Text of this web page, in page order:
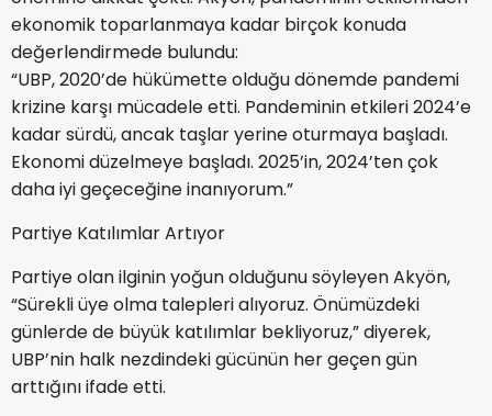
ekonomik toparlanmaya kadar birçok konuda
değerlendirmede bulundu:
“UBP, 2020’de hükümette olduğu dönemde pandemi
krizine karşı mücadele etti. Pandeminin etkileri 2024’e
kadar sürdü, ancak taşlar yerine oturmaya başladı.
Ekonomi düzelmeye başladı. 2025’in, 2024’ten çok
daha iyi geçeceğine inanıyorum.”
Partiye Katılımlar Artıyor
Partiye olan ilginin yoğun olduğunu söyleyen Akyön,
“Sürekli üye olma talepleri alıyoruz. Önümüzdeki
günlerde de büyük katılımlar bekliyoruz,” diyerek,
UBP’nin halk nezdindeki gücünün her geçen gün
arttığını ifade etti.